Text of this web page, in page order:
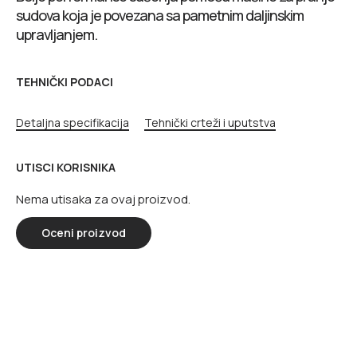
sudova koja je povezana sa pametnim daljinskim
upravljanjem.
TEHNIČKI PODACI
Detaljna specifikacija Tehnički crteži i uputstva
UTISCI KORISNIKA
Nema utisaka za ovaj proizvod.
Oceni proizvod